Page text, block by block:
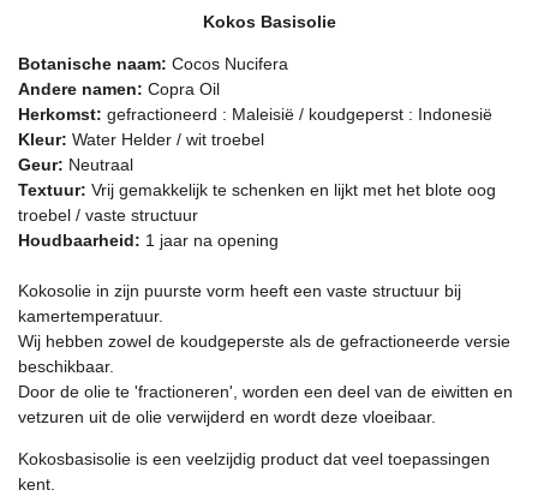
n
g
:
5
s
t
r
e
n
e
n
e
n
e
n
e
n
n
Kokos Basisolie
Botanische naam: Cocos Nucifera
Andere namen: Copra Oil
Herkomst: gefractioneerd : Maleisië / koudgeperst : Indonesië
Kleur: Water Helder / wit troebel
Geur: Neutraal
Textuur: Vrij gemakkelijk te schenken en lijkt met het blote oog
troebel / vaste structuur
Houdbaarheid: 1 jaar na opening
Kokosolie in zijn puurste vorm heeft een vaste structuur bij
kamertemperatuur.
Wij hebben zowel de koudgeperste als de gefractioneerde versie
beschikbaar.
Door de olie te 'fractioneren', worden een deel van de eiwitten en
vetzuren uit de olie verwijderd en wordt deze vloeibaar.
Kokosbasisolie is een veelzijdig product dat veel toepassingen
kent.